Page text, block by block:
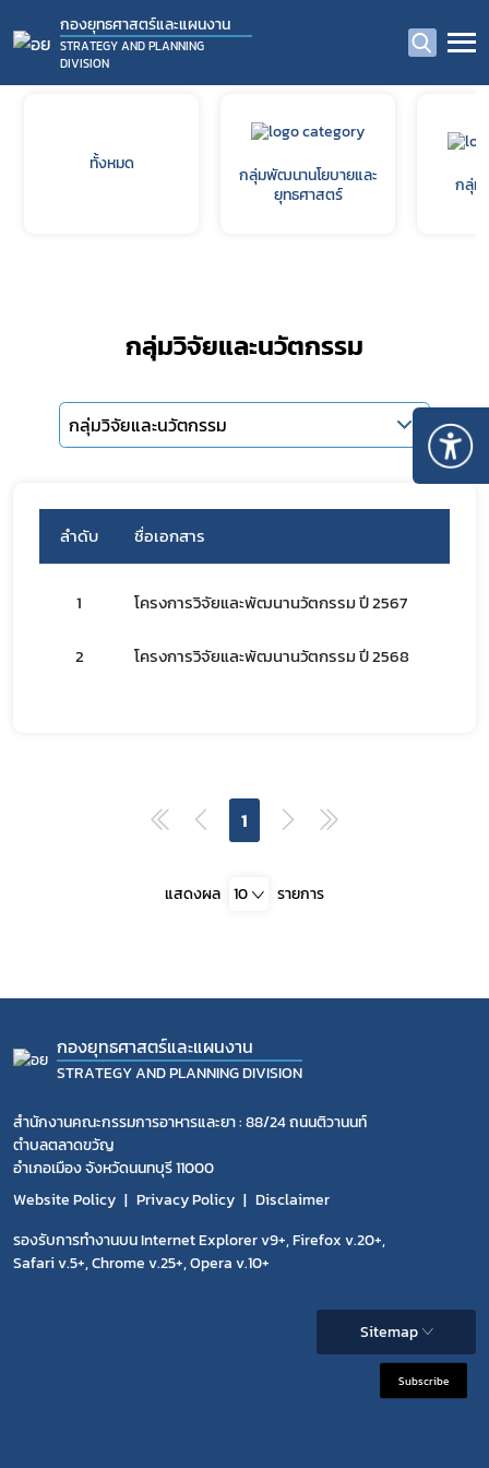
กองยุทธศาสตร์และแผนงาน
STRATEGY AND PLANNING
DIVISION
ทั้งหมด
กลุ่มพัฒนานโยบายและ
ยุทธศาสตร์
กลุ่ม
กลุ่มวิจัยและนวัตกรรม
กลุ่มวิจัยและนวัตกรรม
ลำดับ ชื่อเอกสาร
1 โครงการวิจัยและพัฒนานวัตกรรม ปี 2567
2 โครงการวิจัยและพัฒนานวัตกรรม ปี 2568
1
แสดงผล 10 รายการ
กองยุทธศาสตร์และแผนงาน
STRATEGY AND PLANNING DIVISION
สำนักงานคณะกรรมการอาหารและยา : 88/24 ถนนติวานนท์
ตำบลตลาดขวัญ
อำเภอเมือง จังหวัดนนทบุรี 11000
Website Policy
Privacy Policy
Disclaimer
รองรับการทำงานบน Internet Explorer v9+, Firefox v.20+,
Safari v.5+, Chrome v.25+, Opera v.10+
Sitemap
Subscribe